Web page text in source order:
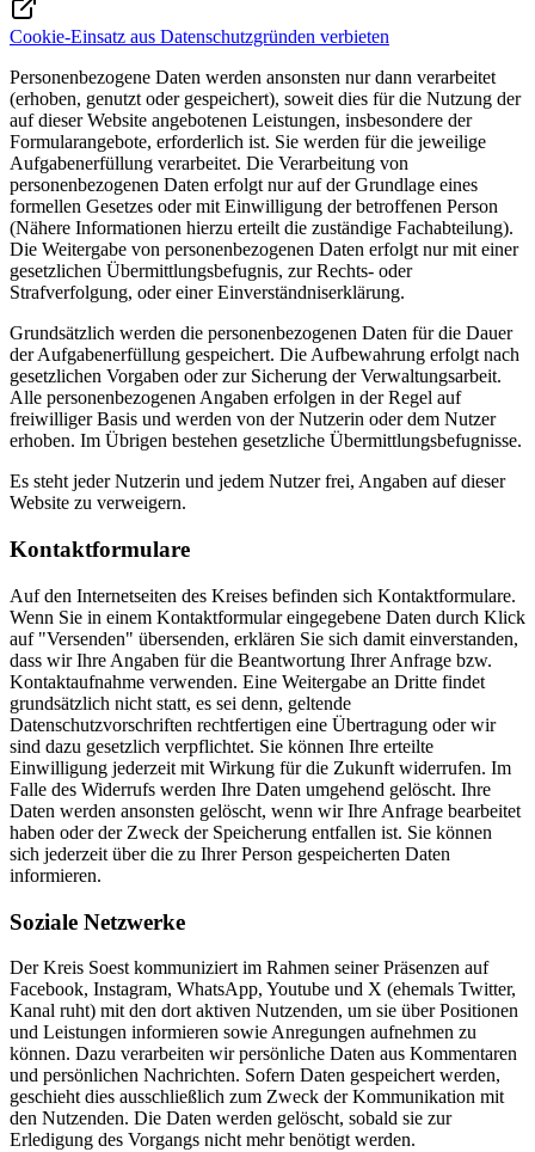
Cookie-Einsatz aus Datenschutzgründen verbieten
Personenbezogene Daten werden ansonsten nur dann verarbeitet
(erhoben, genutzt oder gespeichert), soweit dies für die Nutzung der
auf dieser Website angebotenen Leistungen, insbesondere der
Formularangebote, erforderlich ist. Sie werden für die jeweilige
Aufgabenerfüllung verarbeitet. Die Verarbeitung von
personenbezogenen Daten erfolgt nur auf der Grundlage eines
formellen Gesetzes oder mit Einwilligung der betroffenen Person
(Nähere Informationen hierzu erteilt die zuständige Fachabteilung).
Die Weitergabe von personenbezogenen Daten erfolgt nur mit einer
gesetzlichen Übermittlungsbefugnis, zur Rechts- oder
Strafverfolgung, oder einer Einverständniserklärung.
Grundsätzlich werden die personenbezogenen Daten für die Dauer
der Aufgabenerfüllung gespeichert. Die Aufbewahrung erfolgt nach
gesetzlichen Vorgaben oder zur Sicherung der Verwaltungsarbeit.
Alle personenbezogenen Angaben erfolgen in der Regel auf
freiwilliger Basis und werden von der Nutzerin oder dem Nutzer
erhoben. Im Übrigen bestehen gesetzliche Übermittlungsbefugnisse.
Es steht jeder Nutzerin und jedem Nutzer frei, Angaben auf dieser
Website zu verweigern.
Kontaktformulare
Auf den Internetseiten des Kreises befinden sich Kontaktformulare.
Wenn Sie in einem Kontaktformular eingegebene Daten durch Klick
auf "Versenden" übersenden, erklären Sie sich damit einverstanden,
dass wir Ihre Angaben für die Beantwortung Ihrer Anfrage bzw.
Kontaktaufnahme verwenden. Eine Weitergabe an Dritte findet
grundsätzlich nicht statt, es sei denn, geltende
Datenschutzvorschriften rechtfertigen eine Übertragung oder wir
sind dazu gesetzlich verpflichtet. Sie können Ihre erteilte
Einwilligung jederzeit mit Wirkung für die Zukunft widerrufen. Im
Falle des Widerrufs werden Ihre Daten umgehend gelöscht. Ihre
Daten werden ansonsten gelöscht, wenn wir Ihre Anfrage bearbeitet
haben oder der Zweck der Speicherung entfallen ist. Sie können
sich jederzeit über die zu Ihrer Person gespeicherten Daten
informieren.
Soziale Netzwerke
Der Kreis Soest kommuniziert im Rahmen seiner Präsenzen auf
Facebook, Instagram, WhatsApp, Youtube und X (ehemals Twitter,
Kanal ruht) mit den dort aktiven Nutzenden, um sie über Positionen
und Leistungen informieren sowie Anregungen aufnehmen zu
können. Dazu verarbeiten wir persönliche Daten aus Kommentaren
und persönlichen Nachrichten. Sofern Daten gespeichert werden,
geschieht dies ausschließlich zum Zweck der Kommunikation mit
den Nutzenden. Die Daten werden gelöscht, sobald sie zur
Erledigung des Vorgangs nicht mehr benötigt werden.